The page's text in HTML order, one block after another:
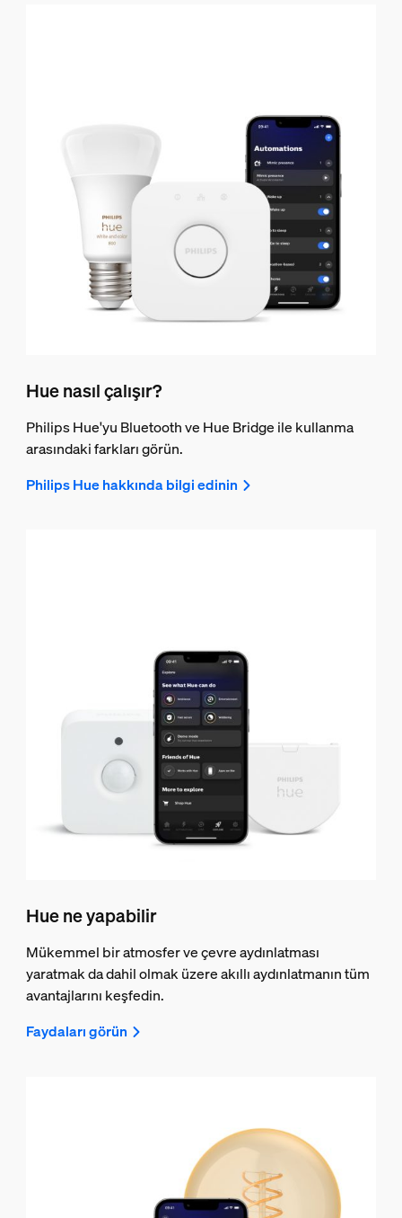
Hue nasıl çalışır?
Philips Hue'yu Bluetooth ve Hue Bridge ile kullanma
arasındaki farkları görün.
Philips Hue hakkında bilgi edinin
Hue ne yapabilir
Mükemmel bir atmosfer ve çevre aydınlatması
yaratmak da dahil olmak üzere akıllı aydınlatmanın tüm
avantajlarını keşfedin.
Faydaları görün